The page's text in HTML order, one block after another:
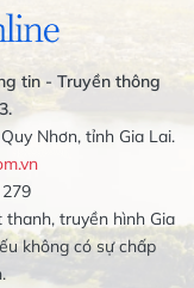
tin - Truyền thông
Nhơn, tỉnh Gia Lai.
truyền hình Gia
không có sự chấp